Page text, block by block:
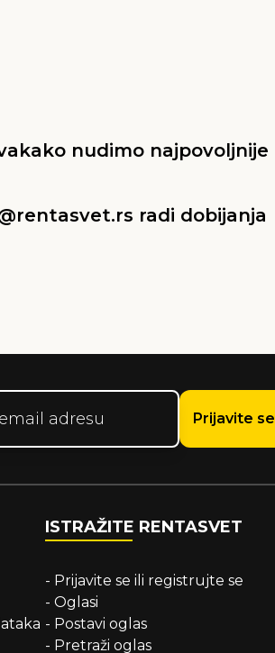
nudimo najpovoljnije
radi dobijanja
Prijavite se
ISTRAŽITE RENTASVET
- Prijavite se ili registrujte se
- Oglasi
- Postavi oglas
- Pretraži oglas